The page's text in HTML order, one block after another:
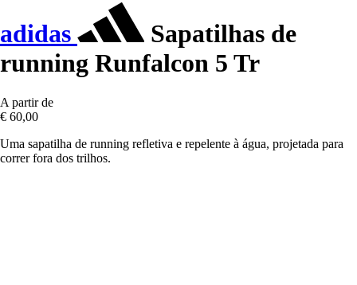
adidas
Sapatilhas de
running Runfalcon 5 Tr
A partir de
€ 60,00
Uma sapatilha de running refletiva e repelente à água, projetada para
correr fora dos trilhos.